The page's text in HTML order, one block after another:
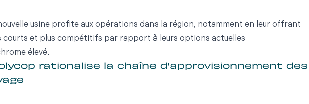
usine profite aux opérations dans la région, notamment en leur offrant
courts et plus compétitifs par rapport à leurs options actuelles
élevé.
rationalise la chaîne d'approvisionnement des